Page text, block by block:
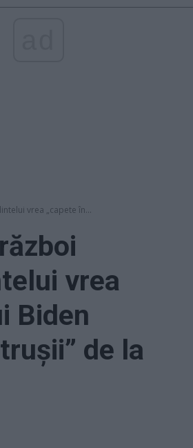
vrea „capete în...
vrea
Biden
de la